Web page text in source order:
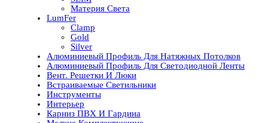
Материя Света
LumFer
Clamp
Gold
Silver
Алюминиевый Профиль Для Натяжных Потолков
Алюминиевый Профиль Для Светодиодной Ленты
Вент. Решетки И Люки
Встраиваемые Светильники
Инструменты
Интерьер
Карниз ПВХ И Гардина